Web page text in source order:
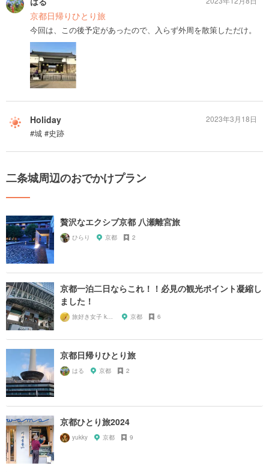
京都日帰りひとり旅
今回は、この後予定があったので、入らず外周を散策しただけ。
Holiday
#城 #史跡
2023年3月18日
二条城周辺のおでかけプラン
贅沢なエクシブ京都 八瀬離宮旅
ひらり 京都 2
京都一泊二日ならこれ！！必見の観光ポイント凝縮し
ました！
京都 6
京都日帰りひとり旅
はる 京都 2
京都ひとり旅2024
yukky 京都 9